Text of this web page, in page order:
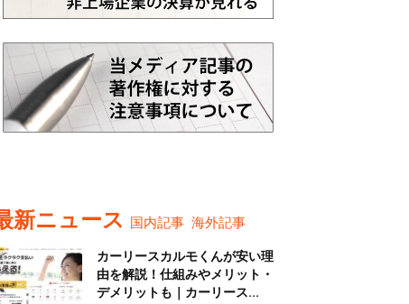
新ニュース 国内記事 海外記事
カーリースカルモくんが安い理
由を解説！仕組みやメリット・
デメリットも｜カーリース...